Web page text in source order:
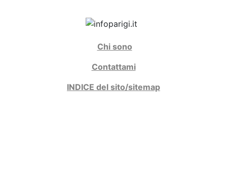
Chi sono
Contattami
INDICE del sito/sitemap